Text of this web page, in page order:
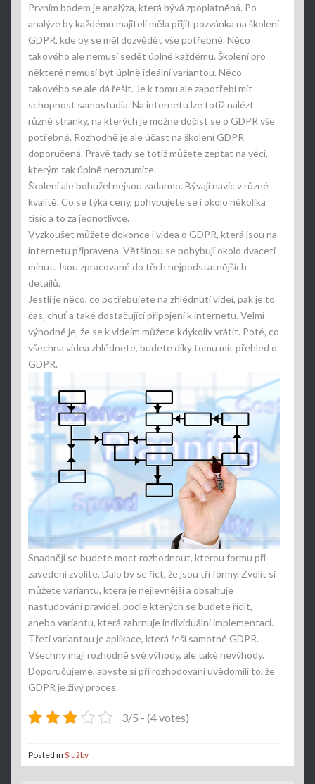
Prvním bodem je analýza, která bývá zpoplatněná. Po
analýze by každému majiteli měla přijít pozvánka na školení
GDPR, kde by se měl dozvědět vše potřebné. Něco
takového ale nemusí sedět úplně každému. Školení pro
některé nemusí být úplně ideální variantou. Něco
takového se ale dá řešit. Je k tomu ale zapotřebí mít
schopnost samostudia. Na internetu lze totiž nalézt
různé stránky, na kterých je možné dočíst se o GDPR vše
potřebné. Rozhodně je ale účast na školení GDPR
doporučená. Právě tady se totiž můžete zeptat na věci,
kterým tak úplně nerozumíte.
Školení ale bohužel nejsou zadarmo. Bývají navíc v různé
kvalitě. Co se týká ceny, pohybujete se i okolo několika
tisíc a to za jednotlivce.
Vyzkoušet můžete dokonce i videa o GDPR, která jsou na
internetu připravena. Většinou se pohybují okolo dvaceti
minut. Jsou zpracované do těch nejpodstatnějších
detailů.
Jestli je něco, co potřebujete na zhlédnutí videí, pak je to
čas, chuť a také dostačující připojení k internetu. Velmi
výhodné je, že se k videím můžete kdykoliv vrátit. Poté, co
všechna videa zhlédnete, budete díky tomu mít přehled o
GDPR.
Snadněji se budete moct rozhodnout, kterou formu při
zavedení zvolíte. Dalo by se říct, že jsou tři formy. Zvolit si
můžete variantu, která je nejlevnější a obsahuje
nastudování pravidel, podle kterých se budete řídit,
anebo variantu, která zahrnuje individuální implementaci.
Třetí variantou je aplikace, která řeší samotné GDPR.
Všechny mají rozhodně své výhody, ale také nevýhody.
Doporučujeme, abyste si při rozhodování uvědomili to, že
GDPR je živý proces.
3/5 - (4 votes)
Posted in Služby